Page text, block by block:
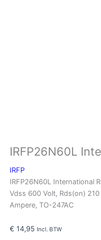
IRFP26N60L
IRFP
IRFP26N60L International
Vdss 600 Volt, Rds(on)
Ampere, TO-247AC
€ 14,95 Incl. BTW